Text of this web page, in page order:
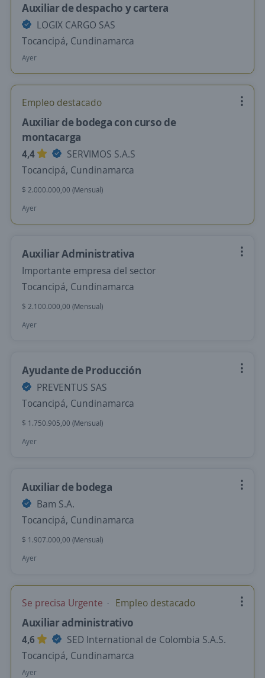
Auxiliar de despacho y cartera
LOGIX CARGO SAS
Tocancipá, Cundinamarca
Ayer
Empleo destacado
Auxiliar de bodega con curso de
montacarga
4,4
SERVIMOS S.A.S
Tocancipá, Cundinamarca
$ 2.000.000,00 (Mensual)
Ayer
Auxiliar Administrativa
Importante empresa del sector
Tocancipá, Cundinamarca
$ 2.100.000,00 (Mensual)
Ayer
Ayudante de Producción
PREVENTUS SAS
Tocancipá, Cundinamarca
$ 1.750.905,00 (Mensual)
Ayer
Auxiliar de bodega
Bam S.A.
Tocancipá, Cundinamarca
$ 1.907.000,00 (Mensual)
Ayer
Se precisa Urgente Empleo destacado
Auxiliar administrativo
4,6
SED International de Colombia S.A.S.
Tocancipá, Cundinamarca
Ayer